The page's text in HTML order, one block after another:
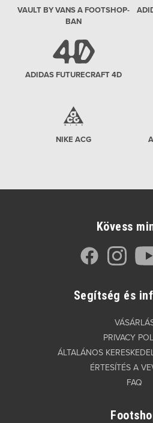
VAULT BY VANS A FOOTSHOP-
BAN
ADIDAS FUTURECRAFT 4D
NIKE ACG
Kövess
Segítség és
PRIVACY
ÁLTALÁNOS
ÉRTESÍTÉS A
FAQ